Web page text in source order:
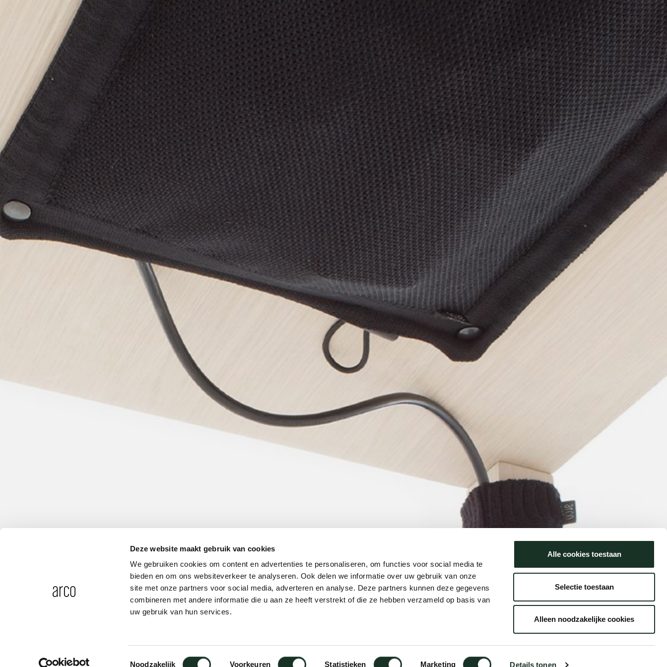
Deze website maakt gebruik van cookies
We gebruiken cookies om content en advertenties te personaliseren, om functies voor social media te
bieden en om ons websiteverkeer te analyseren. Ook delen we informatie over uw gebruik van onze
site met onze partners voor social media, adverteren en analyse. Deze partners kunnen deze gegevens
combineren met andere informatie die u aan ze heeft verstrekt of die ze hebben verzameld op basis van
uw gebruik van hun services.
Toestemmingsselectie
Noodzakelijk Voorkeuren Statistieken Marketing Details tonen
Alle cookies toestaan
Selectie toestaan
Alleen noodzakelijke cookies
Tables
willem van ast
dick spierenburg
ineke hans
karel boonzaaijer
miriam van der lubbe
burkhard vogtherr
arnold merckx
pierre mazairac
Our designers
CM09 - cable net large